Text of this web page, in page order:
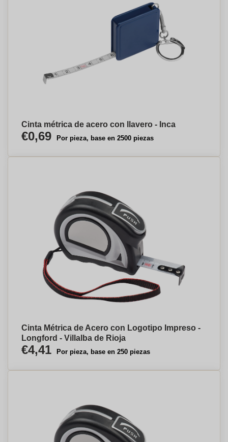
Cinta métrica de acero con llavero - Inca
€0,69 Por pieza, base en 2500 piezas
Cinta Métrica de Acero con Logotipo Impreso -
Longford - Villalba de Rioja
€4,41 Por pieza, base en 250 piezas